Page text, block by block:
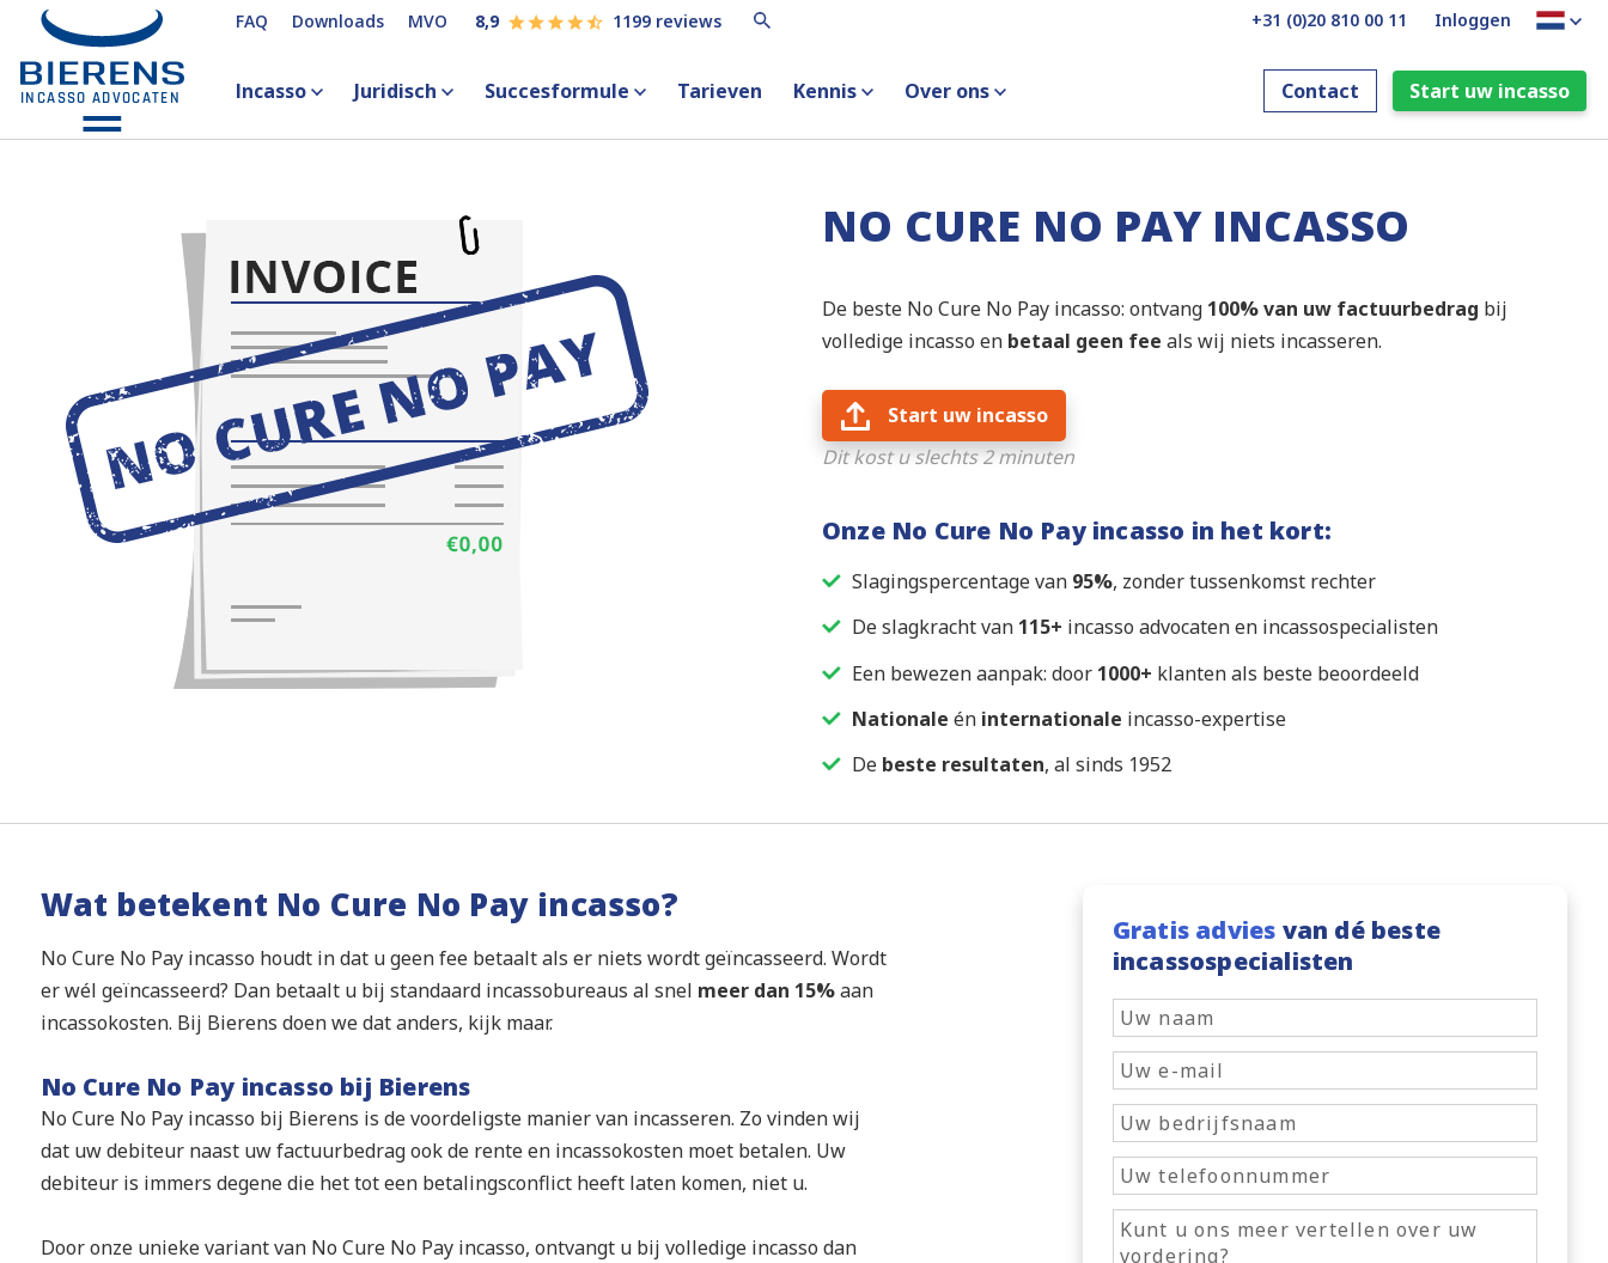
FAQ Downloads MVO 8,9 1199 reviews +31 (0)20 810 00 11 Inloggen
Incasso Juridisch Succesformule Tarieven Kennis Over ons Contact Start uw incasso
NO CURE NO PAY INCASSO
De beste No Cure No Pay incasso: ontvang 100% van uw factuurbedrag bij
volledige incasso en betaal geen fee als wij niets incasseren.
Start uw incasso
Dit kost u slechts 2 minuten
Onze No Cure No Pay incasso in het kort:
Slagingspercentage van 95%, zonder tussenkomst rechter
De slagkracht van 115+ incasso advocaten en incassospecialisten
Een bewezen aanpak: door 1000+ klanten als beste beoordeeld
Nationale én internationale incasso-expertise
De beste resultaten, al sinds 1952
Wat betekent No Cure No Pay incasso?
No Cure No Pay incasso houdt in dat u geen fee betaalt als er niets wordt geïncasseerd. Wordt
er wél geïncasseerd? Dan betaalt u bij standaard incassobureaus al snel meer dan 15%aan
incassokosten. Bij Bierens doen we dat anders, kijk maar.
No Cure No Pay incasso bij Bierens
No Cure No Pay incasso bij Bierens is de voordeligste manier van incasseren. Zo vinden wij
dat uw debiteur naast uw factuurbedrag ook de rente en incassokosten moet betalen. Uw
debiteur is immers degene die het tot een betalingsconflict heeft laten komen, niet u.
Door onze unieke variant van No Cure No Pay incasso, ontvangt u bij volledige incasso dan
Gratis advies van dé beste
incassospecialisten